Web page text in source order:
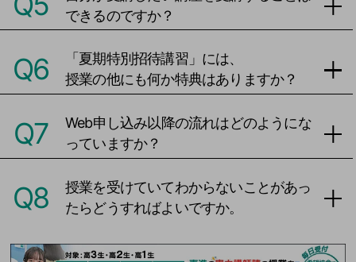
できるのですか？
Q6
「夏期特別招待講習」には、
授業の他にも何か特典はありますか？
Q7
Web申し込み以降の流れはどのようにな
っていますか？
Q8
授業を受けていてわからないことがあっ
たらどうすればよいですか。